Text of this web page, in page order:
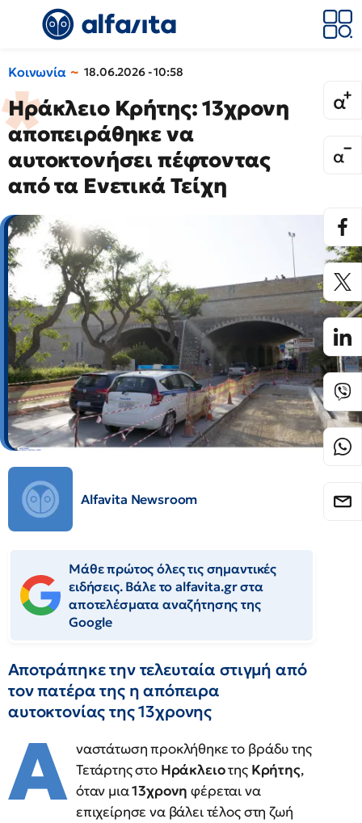
Κοινωνία 18.06.2026 - 10:58
Ηράκλειο Κρήτης: 13χρονη
αποπειράθηκε να
αυτοκτονήσει πέφτοντας
από τα Ενετικά Τείχη
Alfavita Newsroom
Μάθε πρώτος όλες τις σημαντικές
ειδήσεις. Βάλε το alfavita.gr στα
αποτελέσματα αναζήτησης της
Google
Αποτράπηκε την τελευταία στιγμή από
τον πατέρα της η απόπειρα
αυτοκτονίας της 13χρονης
Α ναστάτωση προκλήθηκε το βράδυ της
Τετάρτης στο ΗράκλειοτηςΚρήτης,
όταν μια13χρονη φέρεται να
επιχείρησε να βάλει τέλος στη ζωή